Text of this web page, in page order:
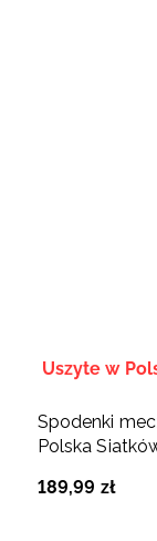
Uszyte w
Spodenki
Polska
189,99 zł